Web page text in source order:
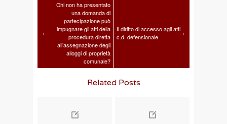
←
Chi non ha presentato
una domanda di
partecipazione può
impugnare gli atti della
procedura diretta
all’assegnazione degli
alloggi di proprietà
comunale?
Il diritto di accesso agli atti
c.d. defensionale
→
Related Posts